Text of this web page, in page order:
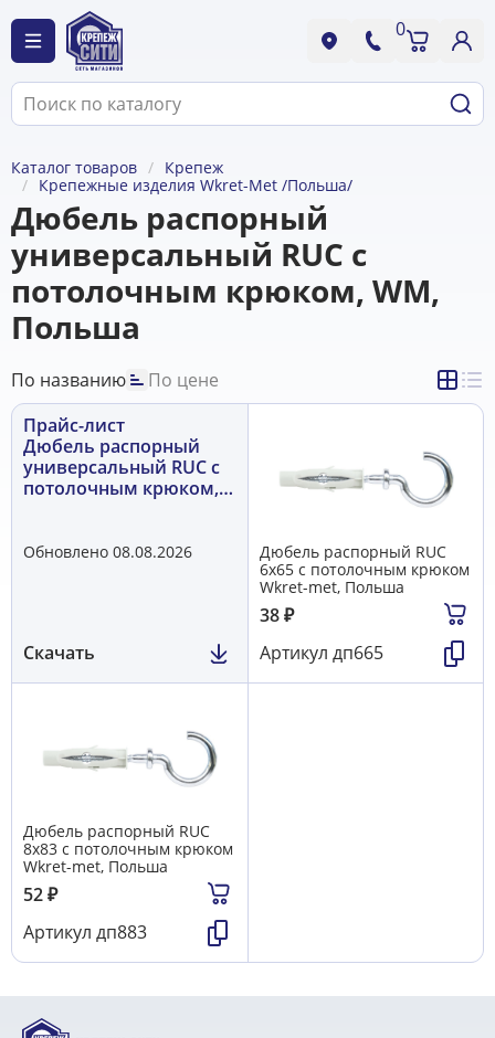
0
Каталог товаров
Крепеж
Крепежные изделия Wkret-Met /Польша/
Дюбель распорный
универсальный RUC с
потолочным крюком, WM,
Польша
По названию
По цене
Прайс-лист
Дюбель распорный
универсальный RUC с
потолочным крюком,
Обновлено 08.08.2026
Скачать
Дюбель распорный RUC
6х65 с потолочным крюком
Wkret-met, Польша
38₽
Артикул дп665
Дюбель распорный RUC
8х83 с потолочным крюком
Wkret-met, Польша
52₽
Артикул дп883